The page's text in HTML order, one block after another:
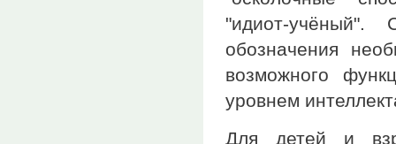
"идиот-учёный".
обозначения
возможного
уровнем
Для детей и